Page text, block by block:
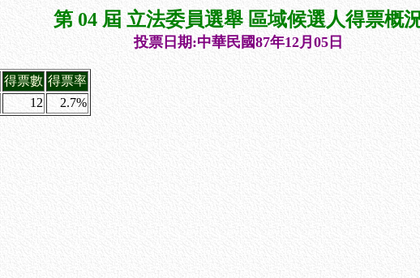
第 04 屆 立法委員選舉 區域候選人得票概
投票日期:中華民國87年12月05日
得票數 得票率
12 2.7%